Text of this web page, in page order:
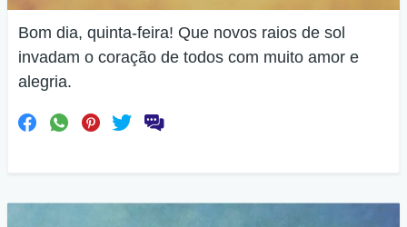
Bom dia, quinta-feira! Que novos raios de sol
invadam o coração de todos com muito amor e
alegria.